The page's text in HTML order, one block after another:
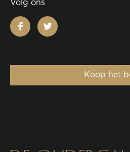
Volg ons
facebooktwitter
Koop het